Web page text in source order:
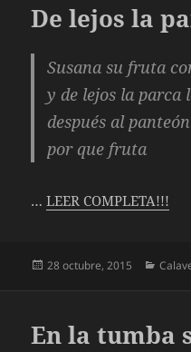
De lejos la
Susana su fruta
y de lejos la parca
después al
por que fruta
…LEER COMPLETA!!!
Publicado
28 octubre, 2015
En la tumba